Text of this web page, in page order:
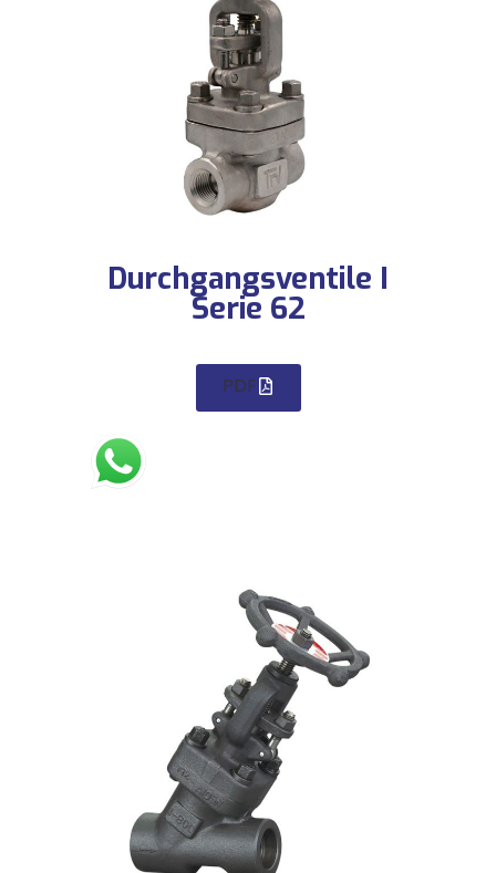
Durchgangsventile I
Serie 62
PDF